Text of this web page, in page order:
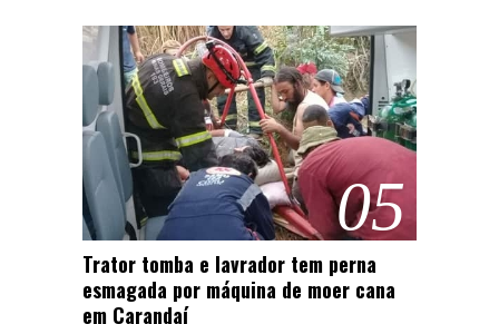
05
Trator tomba e lavrador tem perna
esmagada por máquina de moer cana
em Carandaí